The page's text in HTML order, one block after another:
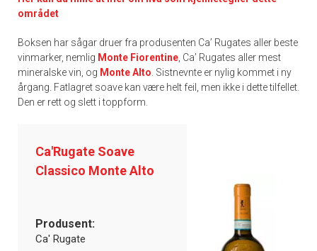
området
Boksen har sågar druer fra produsenten Ca’ Rugates aller beste
vinmarker, nemlig Monte Fiorentine , Ca’ Rugates aller mest
mineralske vin, og Monte Alto . Sistnevnte er nylig kommet i ny
årgang. Fatlagret soave kan være helt feil, men ikke i dette tilfellet.
Den er rett og slett i toppform.
Ca'Rugate Soave
Classico Monte Alto
Produsent:
Ca' Rugate